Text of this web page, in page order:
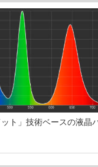
ト」技術ベースの液晶